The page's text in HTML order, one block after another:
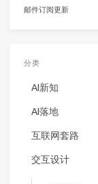
邮件订阅更新
分类
AI新知
AI落地
互联网套路
交互设计